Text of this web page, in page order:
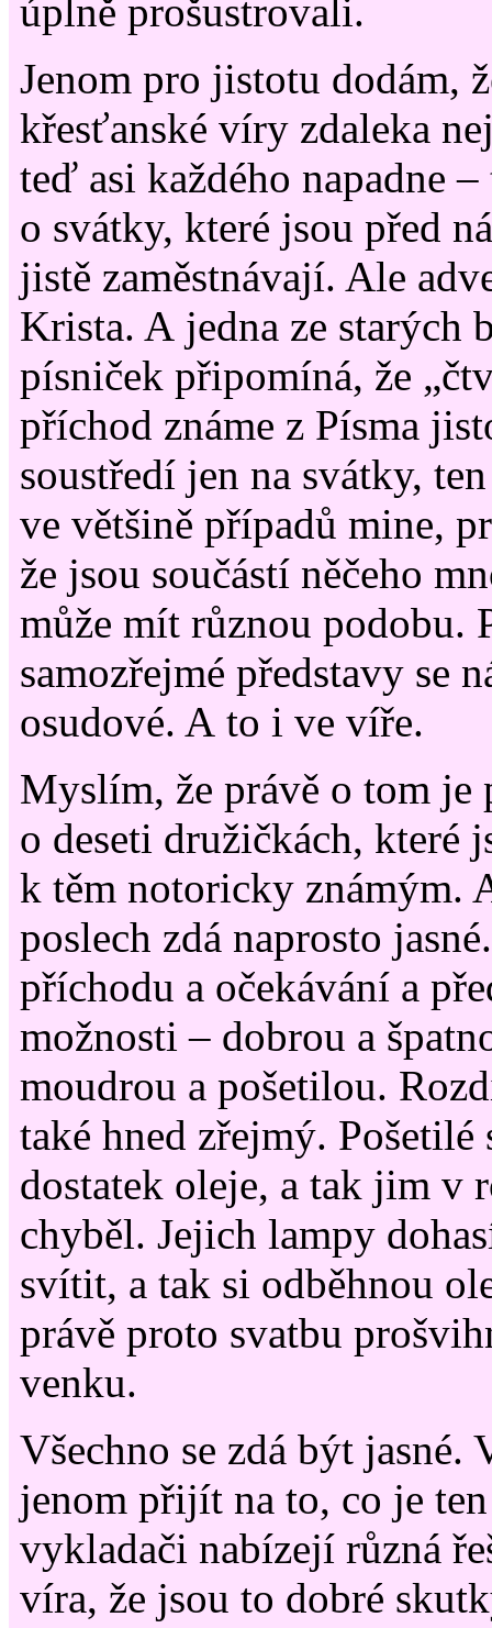
úplně prošustrovali.
Jenom pro jistotu dodám,
křesťanské víry zdaleka
teď asi každého napadne
o svátky, které jsou před
jistě zaměstnávají. Ale
Krista. A jedna ze starých
písniček připomíná, že
příchod známe z Písma
soustředí jen na svátky,
ve většině případů mine,
že jsou součástí něčeho
může mít různou podobu.
samozřejmé představy se
osudové. A to i ve víře.
Myslím, že právě o tom je
o deseti družičkách, které
k těm notoricky známým.
poslech zdá naprosto
příchodu a očekávání a
možnosti – dobrou a
moudrou a pošetilou.
také hned zřejmý. Pošetilé
dostatek oleje, a tak jim v
chyběl. Jejich lampy
svítit, a tak si odběhnou
právě proto svatbu
venku.
Všechno se zdá být jasné.
jenom přijít na to, co je
vykladači nabízejí různá
víra, že jsou to dobré